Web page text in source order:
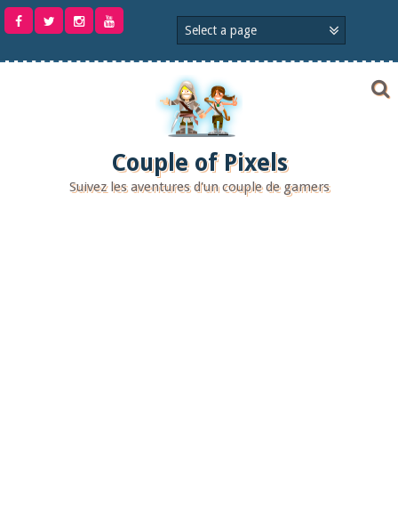
Aller
Couple of Pixels
Suivez les aventures d'un couple de gamers